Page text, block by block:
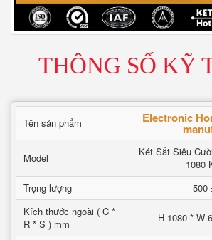
THÔNG SỐ KỸ
Tên sản phẩm Electronic
Model
Két Sắt Siêu
1080
Trọng lượng
500
Kích thước ngoài ( C *
R * S ) mm
H 1080 * W